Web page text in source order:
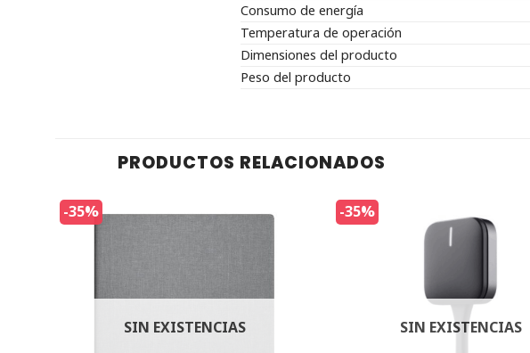
Consumo de energía
Temperatura de operación
Dimensiones del producto
Peso del producto
PRODUCTOS RELACIONADOS
-35%
SIN EXISTENCIAS
-35%
SIN EXISTENCIAS